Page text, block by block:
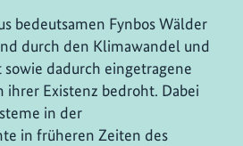
bedeutsamen Fynbos Wälder
durch den Klimawandel und
dadurch eingetragene
ihrer Existenz bedroht. Dabei
in der
in früheren Zeiten des